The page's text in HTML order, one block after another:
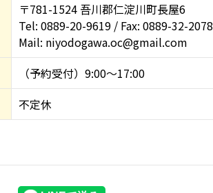
〒781-1524 吾川郡仁淀川町長屋6
Tel: 0889-20-9619 / Fax: 0889-32-2078
Mail: niyodogawa.oc@gmail.com
（予約受付）9:00～17:00
不定休